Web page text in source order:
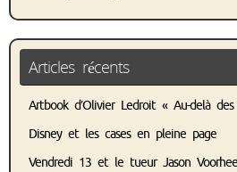
Articles récents
Artbook d’Olivier Ledroit « Au-delà
Disney et les cases en pleine page
Vendredi 13 et le tueur Jason